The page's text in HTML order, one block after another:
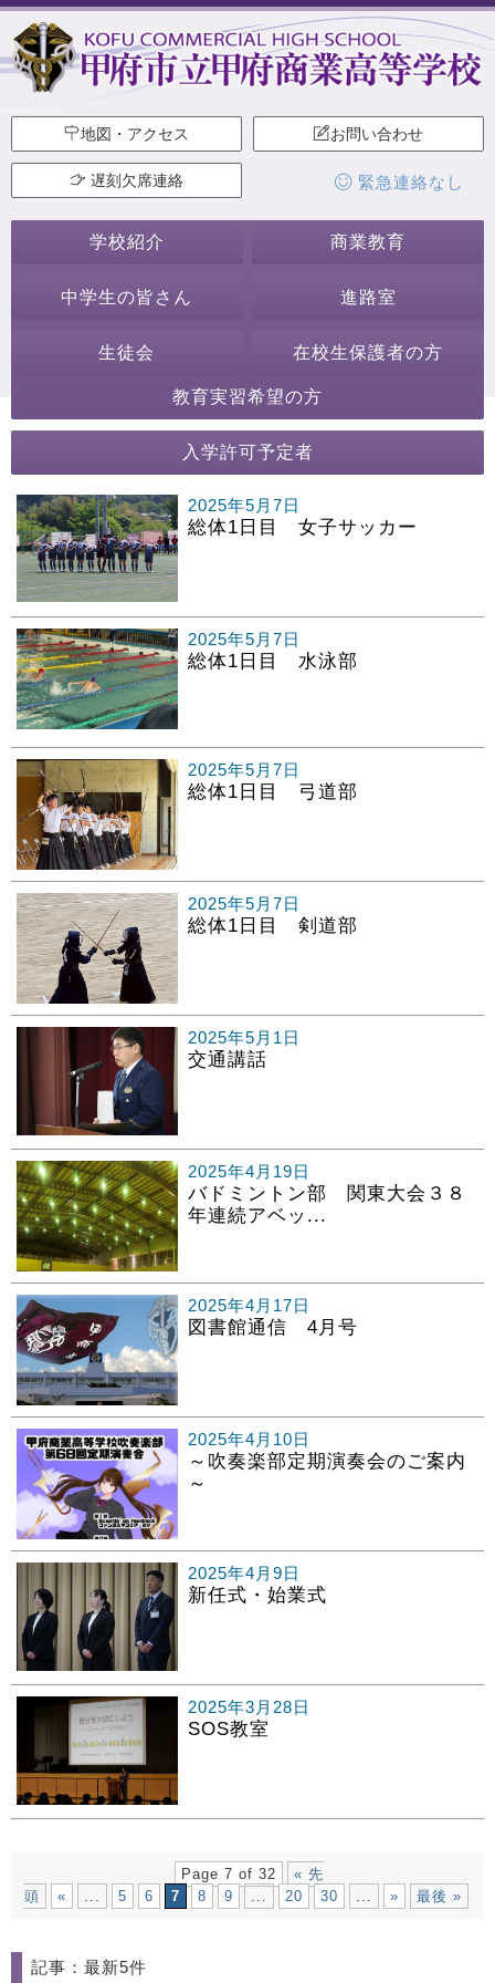
地図・アクセス お問い合わせ
遅刻欠席連絡 緊急連絡なし
学校紹介 商業教育
中学生の皆さん 進路室
生徒会 在校生保護者の方
教育実習希望の方
入学許可予定者
学校からのお知らせ
2025年5月7日
総体1日目 女子サッカー
2025年5月7日
総体1日目 水泳部
2025年5月7日
総体1日目 弓道部
2025年5月7日
総体1日目 剣道部
2025年5月1日
交通講話
2025年4月19日
バドミントン部 関東大会３８
年連続アベッ...
2025年4月17日
図書館通信 4月号
2025年4月10日
～吹奏楽部定期演奏会のご案内
～
2025年4月9日
新任式・始業式
2025年3月28日
SOS教室
Page 7 of 32
« 先
頭
« ... 5 6 7 8 9 ... 20 30 ... » 最後 »
記事：最新5件